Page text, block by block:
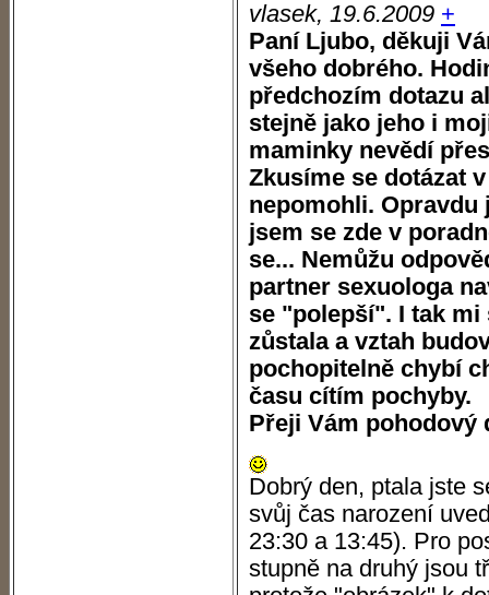
vlasek, 19.6.2009 +
Paní Ljubo, děkuji
všeho dobrého.
předchozím dotazu
stejně jako jeho i
maminky nevědí
Zkusíme se dotázat
nepomohli. Opravdu
jsem se zde v
se... Nemůžu
partner sexuologa
se "polepší". I tak mi
zůstala a vztah
pochopitelně chybí
času cítím pochyby.
Přeji Vám pohodový
Dobrý den, ptala jste
svůj čas narození
23:30 a 13:45). Pro
stupně na druhý jsou